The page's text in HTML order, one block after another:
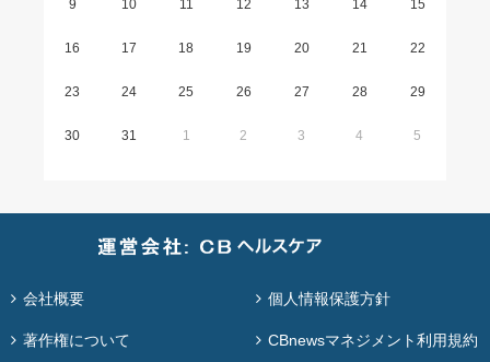
9 10 11 12 13 14 15
16 17 18 19 20 21 22
23 24 25 26 27 28 29
30 31 1 2 3 4 5
会社概要 個人情報保護方針
著作権について CBnewsマネジメント利用規約